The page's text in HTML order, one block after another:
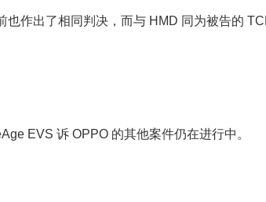
也作出了相同判决，而与 HMD 同为被告的
EVS 诉 OPPO 的其他案件仍在进行中。